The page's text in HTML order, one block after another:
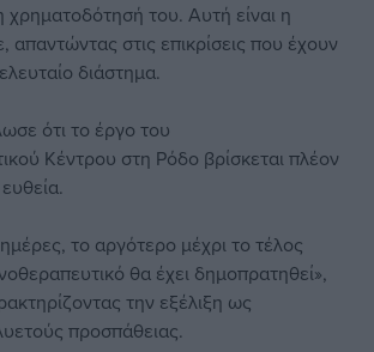
του. Αυτή είναι η
απαντώντας στις επικρίσεις που έχουν
διάστημα.
ότι το έργο του
Κέντρου στη Ρόδο βρίσκεται πλέον
το αργότερο μέχρι το τέλος
θα έχει δημοπρατηθεί»,
την εξέλιξη ως
προσπάθειας.